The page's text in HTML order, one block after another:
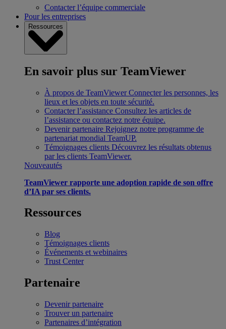
Contacter l’équipe commerciale
Pour les entreprises
Ressources
En savoir plus sur TeamViewer
À propos de TeamViewer Connecter les personnes, les
lieux et les objets en toute sécurité.
Contacter l’assistance Consultez les articles de
l’assistance ou contactez notre équipe.
Devenir partenaire Rejoignez notre programme de
partenariat mondial TeamUP.
Témoignages clients Découvrez les résultats obtenus
par les clients TeamViewer.
Nouveautés
TeamViewer rapporte une adoption rapide de son offre
d’IA par ses clients.
Ressources
Blog
Témoignages clients
Événements et webinaires
Trust Center
Partenaire
Devenir partenaire
Trouver un partenaire
Partenaires d’intégration